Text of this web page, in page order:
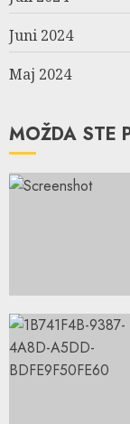
Juni 2024
Maj 2024
MOŽDA STE